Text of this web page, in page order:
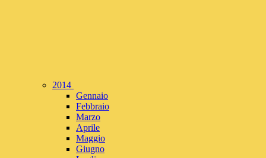
2014
Gennaio
Febbraio
Marzo
Aprile
Maggio
Giugno